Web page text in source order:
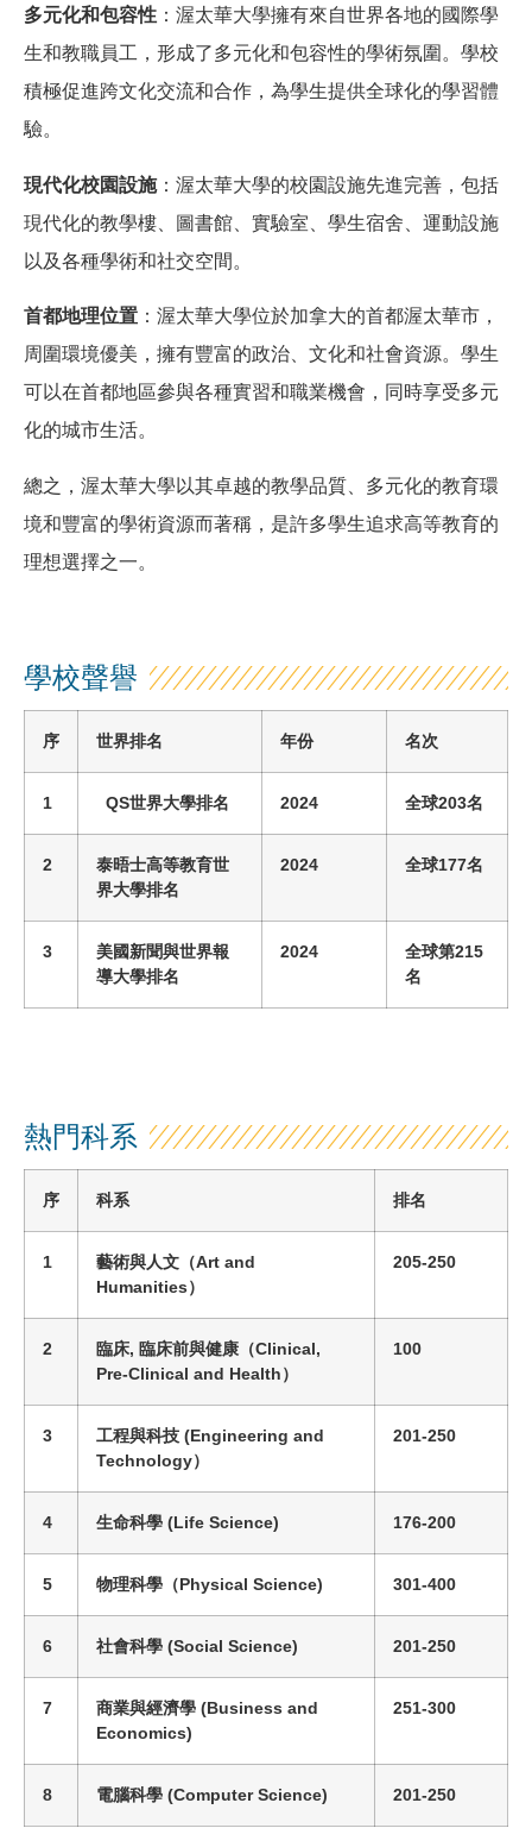
多元化和包容性 ：渥太華大學擁有來自世界各地的國際學
生和教職員工，形成了多元化和包容性的學術氛圍。學校
積極促進跨文化交流和合作，為學生提供全球化的學習體
驗。
現代化校園設施：渥太華大學的校園設施先進完善，包括
現代化的教學樓、圖書館、實驗室、學生宿舍、運動設施
以及各種學術和社交空間。
首都地理位置 ：渥太華大學位於加拿大的首都渥太華市，
周圍環境優美，擁有豐富的政治、文化和社會資源。學生
可以在首都地區參與各種實習和職業機會，同時享受多元
化的城市生活。
總之，渥太華大學以其卓越的教學品質、多元化的教育環
境和豐富的學術資源而著稱，是許多學生追求高等教育的
理想選擇之一。
學校聲譽
序 世界排名 年份 名次
1 QS世界大學排名 2024 全球203名
2
泰晤士高等教育世
界大學排名
2024 全球177名
3
美國新聞與世界報
導大學排名
2024 全球第215
名
熱門科系
序 科系 排名
1 藝術與人文 （Art and
Humanities）
205-250
2 臨床, 臨床前與健康 （Clinical,
Pre-Clinical and Health）
100
3 工程與科技 (Engineering and
Technology）
201-250
4 生命科學 (Life Science) 176-200
5 物理科學 （Physical Science) 301-400
6 社會科學 (Social Science) 201-250
7
商業與經濟學 (Business and
Economics)
251-300
8 電腦科學 (Computer Science) 201-250